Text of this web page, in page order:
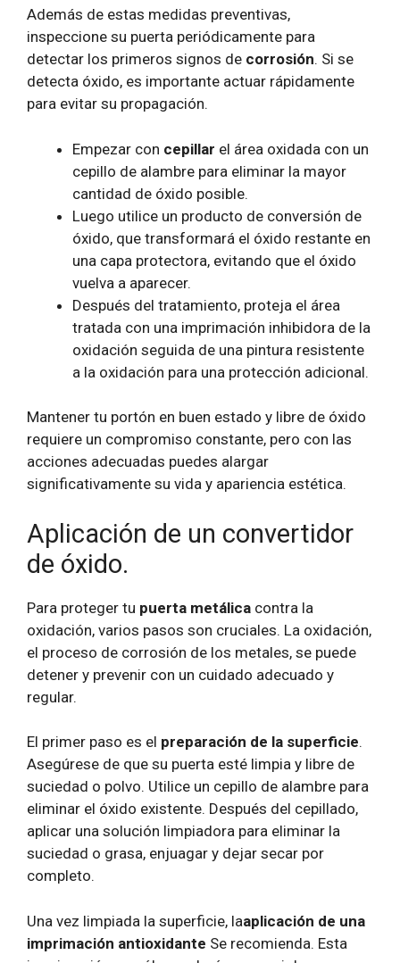
Además de estas medidas preventivas,
inspeccione su puerta periódicamente para
detectar los primeros signos de corrosión. Si se
detecta óxido, es importante actuar rápidamente
para evitar su propagación.
Empezar con cepillar el área oxidada con un
cepillo de alambre para eliminar la mayor
cantidad de óxido posible.
Luego utilice un producto de conversión de
óxido, que transformará el óxido restante en
una capa protectora, evitando que el óxido
vuelva a aparecer.
Después del tratamiento, proteja el área
tratada con una imprimación inhibidora de la
oxidación seguida de una pintura resistente
a la oxidación para una protección adicional.
Mantener tu portón en buen estado y libre de óxido
requiere un compromiso constante, pero con las
acciones adecuadas puedes alargar
significativamente su vida y apariencia estética.
Aplicación de un convertidor
de óxido.
Para proteger tu puerta metálica contra la
oxidación, varios pasos son cruciales. La oxidación,
el proceso de corrosión de los metales, se puede
detener y prevenir con un cuidado adecuado y
regular.
El primer paso es el preparación de la superficie.
Asegúrese de que su puerta esté limpia y libre de
suciedad o polvo. Utilice un cepillo de alambre para
eliminar el óxido existente. Después del cepillado,
aplicar una solución limpiadora para eliminar la
suciedad o grasa, enjuagar y dejar secar por
completo.
Una vez limpiada la superficie, laaplicación de una
imprimación antioxidante Se recomienda. Esta